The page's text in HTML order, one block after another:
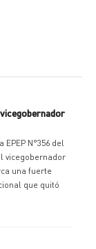
N°356 del
vicegobernador
una fuerte
que quitó